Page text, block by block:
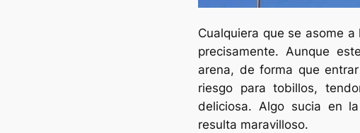
Cualquiera que se asome
precisamente. Aunque
arena, de forma que
riesgo para tobillos,
deliciosa. Algo sucia en
resulta maravilloso.